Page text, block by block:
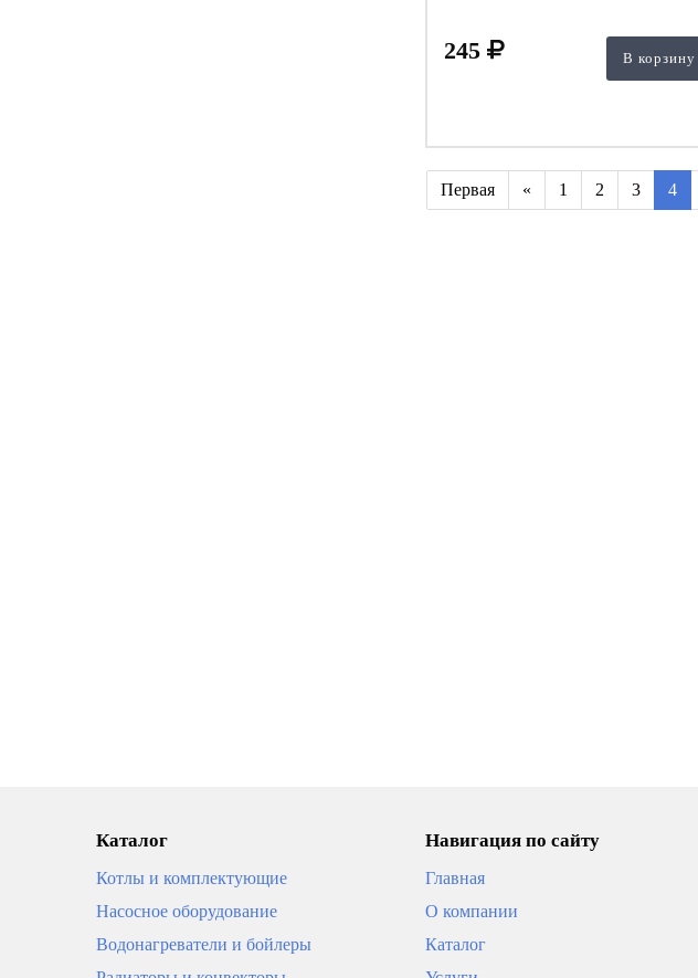
245 В корзину
Первая « 1 2 3 4
Каталог
Котлы и комплектующие
Насосное оборудование
Водонагреватели и бойлеры
Навигация по сайту
Главная
О компании
Каталог